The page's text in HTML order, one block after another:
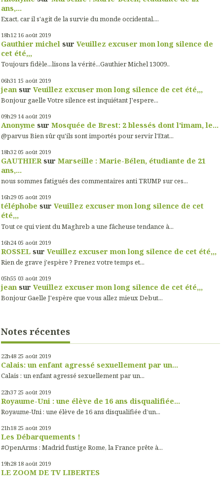
ans,...
Exact, car il s'agit de la survie du monde occidental....
18h12 16 août 2019
Gauthier michel sur Veuillez excuser mon long silence de
cet été,,,
Toujours fidèle...lisons la vérité...Gauthier Michel 13009..
06h31 15 août 2019
jean sur Veuillez excuser mon long silence de cet été,,,
Bonjour gaelle Votre silence est inquiétant J'espere...
09h29 14 août 2019
Anonyme sur Mosquée de Brest: 2 blessés dont l'imam, le...
@parvus Bien sûr qu'ils sont importés pour servir l'Etat...
18h32 05 août 2019
GAUTHIERsur Marseille : Marie-Bélen, étudiante de 21
ans,...
nous sommes fatigués des commentaires anti TRUMP sur ces...
16h29 05 août 2019
téléphobe sur Veuillez excuser mon long silence de cet
été,,,
Tout ce qui vient du Maghreb a une fâcheuse tendance à...
16h24 05 août 2019
ROSSEL sur Veuillez excuser mon long silence de cet été,,,
Rien de grave j'espère ? Prenez votre temps et...
05h55 03 août 2019
jean sur Veuillez excuser mon long silence de cet été,,,
Bonjour Gaelle J'espère que vous allez mieux Debut...
Notes récentes
22h48 25 août 2019
Calais: un enfant agressé sexuellement par un...
Calais : un enfant agressé sexuellement par un...
22h37 25 août 2019
Royaume-Uni : une élève de 16 ans disqualifiée...
Royaume-Uni : une élève de 16 ans disqualifiée d’un...
21h18 25 août 2019
Les Débarquements !
#OpenArms : Madrid fustige Rome, la France prête à...
19h28 18 août 2019
LE ZOOM DE TV LIBERTES